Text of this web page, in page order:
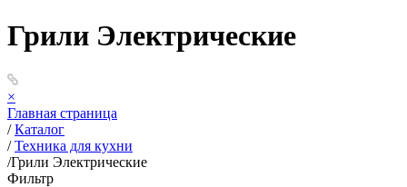
Грили Электрические
×
Главная страница
/ Каталог
/ Техника для кухни
/Грили Электрические
Фильтр